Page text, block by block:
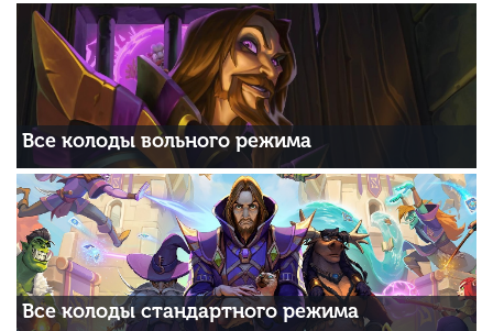
Все колоды вольного режима
Все колоды стандартного режима